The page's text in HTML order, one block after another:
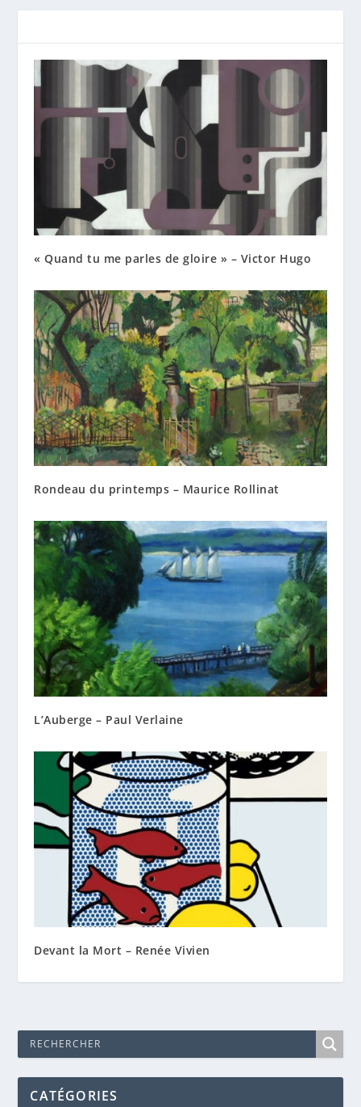
« Quand tu me parles de gloire » – Victor Hugo
Rondeau du printemps – Maurice Rollinat
L’Auberge – Paul Verlaine
Devant la Mort – Renée Vivien
CATÉGORIES